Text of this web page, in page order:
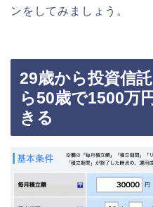
ンをしてみましょう。
29歳から投資信
ら50歳で1500万
きる